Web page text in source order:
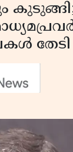
കുടുങ്ങി;